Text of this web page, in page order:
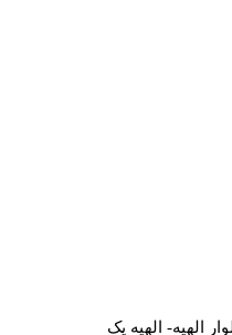
الهیه- الهیه یک